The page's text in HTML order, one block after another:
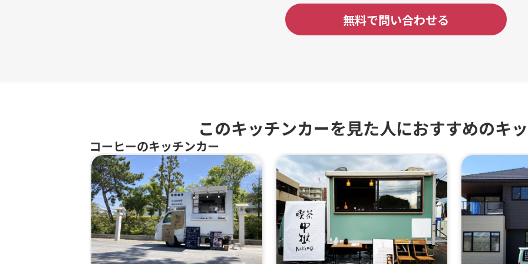
無料で問い合わせる
このキッチンカーを見た人におすすめのキ
コーヒーのキッチンカー